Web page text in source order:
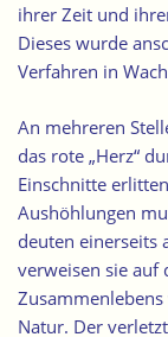
ihrer Zeit und
Dieses wurde
Verfahren in
An mehreren
das rote „Herz“
Einschnitte
Aushöhlungen
deuten einerseits
verweisen sie auf
Natur. Der